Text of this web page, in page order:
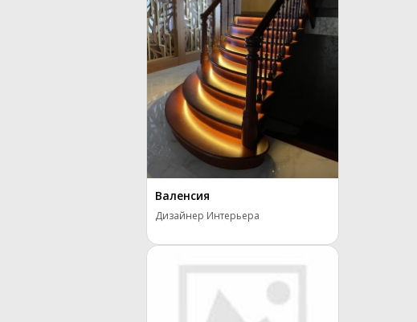
Валенсия
Дизайнер Интерьера